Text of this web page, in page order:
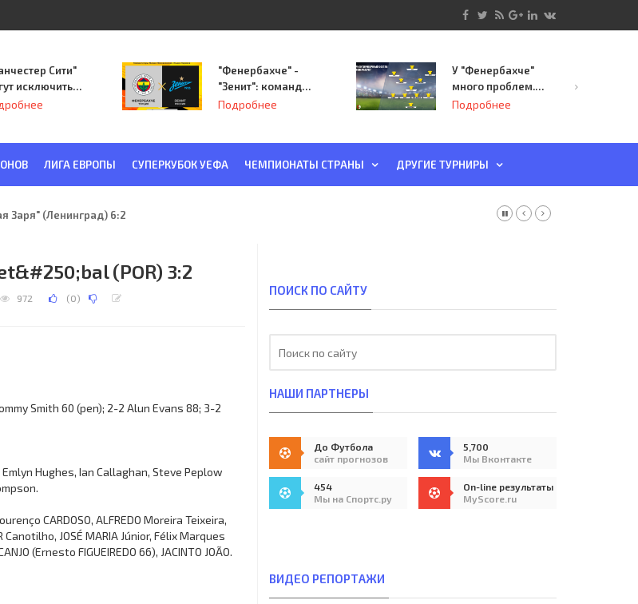
Сити"
исключить
"Фенербахче" -
"Зенит": команда
Семака начинает
Подробнее
У "Фенербахче"
много проблем.
Но он опасен для
Подробнее
ЛИГА ЕВРОПЫ СУПЕРКУБОК УЕФА ЧЕМПИОНАТЫ СТРАНЫ ДРУГИЕ ТУРНИРЫ
Заря" (Ленинград) 6:2
(POR) 3:2
972 (0)
Smith 60 (pen); 2-2 Alun Evans 88; 3-2
Hughes, Ian Callaghan, Steve Peplow
CARDOSO, ALFREDO Moreira Teixeira,
JOSÉ MARIA Júnior, Félix Marques
(Ernesto FIGUEIREDO 66), JACINTO JOÃO.
ПОИСК ПО САЙТУ
НАШИ ПАРТНЕРЫ
До Футбола
сайт прогнозов
5,700
Мы Вконтакте
454
Мы на Спортс.ру
On-line результаты
MyScore.ru
ВИДЕО РЕПОРТАЖИ